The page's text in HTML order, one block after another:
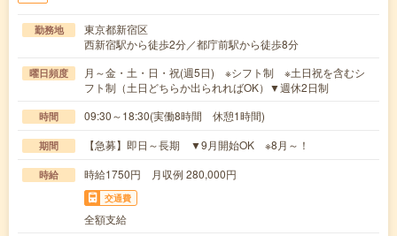
勤務地
東京都新宿区
西新宿駅から徒歩2分／都庁前駅から徒歩8分
曜日頻度
月～金・土・日・祝(週5日) ※シフト制 ※土日祝を含むシ
フト制（土日どちらか出られればOK）▼週休2日制
時間 09:30～18:30(実働8時間 休憩1時間)
期間 【急募】即日～長期 ▼9月開始OK ※8月～！
時給 時給1750円 月収例 280,000円
交通費
全額支給